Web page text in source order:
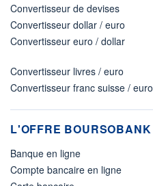
Convertisseur de devises
Convertisseur dollar / euro
Convertisseur euro / dollar
Convertisseur livres / euro
Convertisseur franc suisse / euro
L'OFFRE BOURSOBANK
Banque en ligne
Compte bancaire en ligne